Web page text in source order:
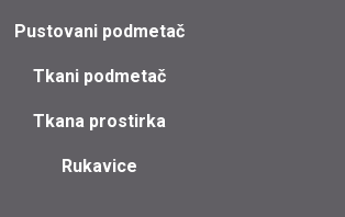
Pustovani podmetač
Tkani podmetač
Tkana prostirka
Rukavice